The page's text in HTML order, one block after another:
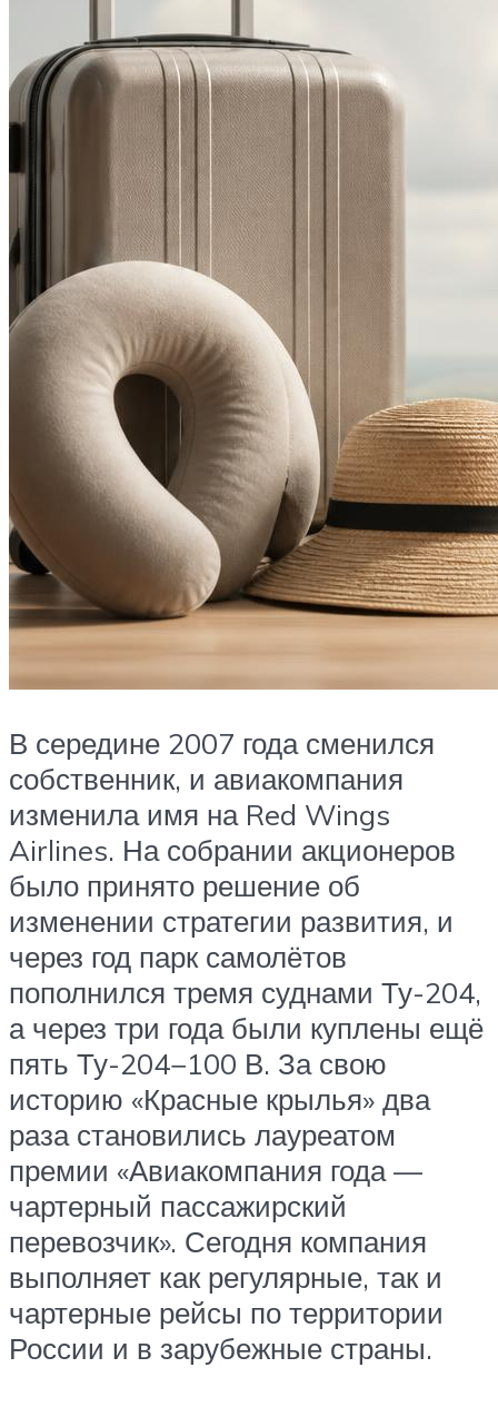
В середине 2007 года сменился
собственник, и авиакомпания
изменила имя на Red Wings
Airlines. На собрании акционеров
было принято решение об
изменении стратегии развития, и
через год парк самолётов
пополнился тремя суднами Ту-204,
а через три года были куплены ещё
пять Ту-204−100 В. За свою
историю «Красные крылья» два
раза становились лауреатом
премии «Авиакомпания года —
чартерный пассажирский
перевозчик». Сегодня компания
выполняет как регулярные, так и
чартерные рейсы по территории
России и в зарубежные страны.